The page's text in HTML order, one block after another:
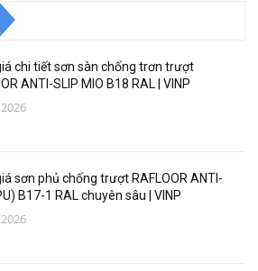
nước
lạnh
chi tiết sơn sàn chống trơn trượt
ANTI-SLIP MIO B18 RAL | VINP
sơn phủ chống trượt RAFLOOR ANTI-
B17-1 RAL chuyên sâu | VINP